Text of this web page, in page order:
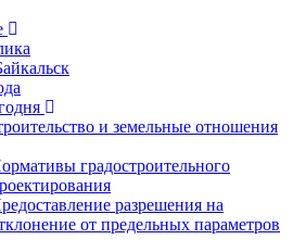
и земельные отношения
градостроительного
разрешения на
от предельных параметров